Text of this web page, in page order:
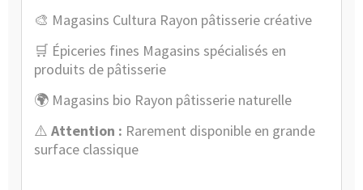
🎨 Magasins Cultura Rayon pâtisserie créative
🛒 Épiceries fines Magasins spécialisés en
produits de pâtisserie
🌍 Magasins bio Rayon pâtisserie naturelle
⚠️ Attention : Rarement disponible en grande
surface classique